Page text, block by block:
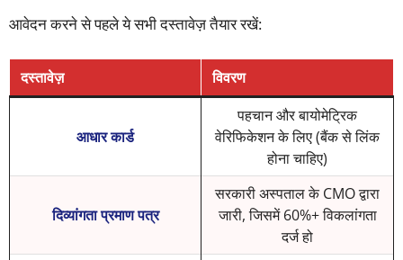
आवेदन करने से पहले ये सभी दस्तावेज़ तैयार रखें:
दस्तावेज़ विवरण
आधार कार्ड
पहचान और बायोमेट्रिक
वेरिफिकेशन के लिए (बैंक से लिंक
होना चाहिए)
दिव्यांगता प्रमाण पत्र
सरकारी अस्पताल के CMO द्वारा
जारी, जिसमें 60%+ विकलांगता
दर्ज हो